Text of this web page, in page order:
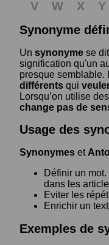
V W X Y
Synonyme
Un synonyme se
signification qu'un
presque semblable.
différents qui
Lorsqu’on utilise des
change pas de
Usage des
Synonymes et
Définir un
dans les
Eviter les
Enrichir un
Exemples de